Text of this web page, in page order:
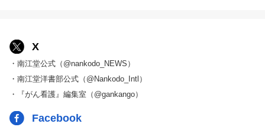
X
・南江堂公式（@nankodo_NEWS）
・南江堂洋書部公式（@Nankodo_Intl）
・『がん看護』編集室（@gankango）
Facebook